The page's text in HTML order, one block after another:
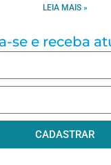
LEIA MAIS »
se e receba
CADASTRAR